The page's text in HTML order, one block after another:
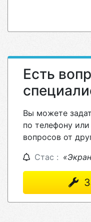
Есть
Вы можете
по телефону
вопросов от
Стас :